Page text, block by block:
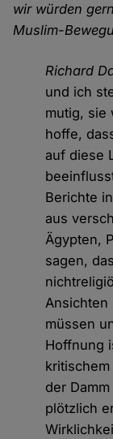
wir würden
Muslim-
Richard
und ich
mutig, sie
hoffe,
auf diese
Berichte
aus
Ägypten,
sagen,
Ansichten
müssen
Hoffnung
der
plötzlich